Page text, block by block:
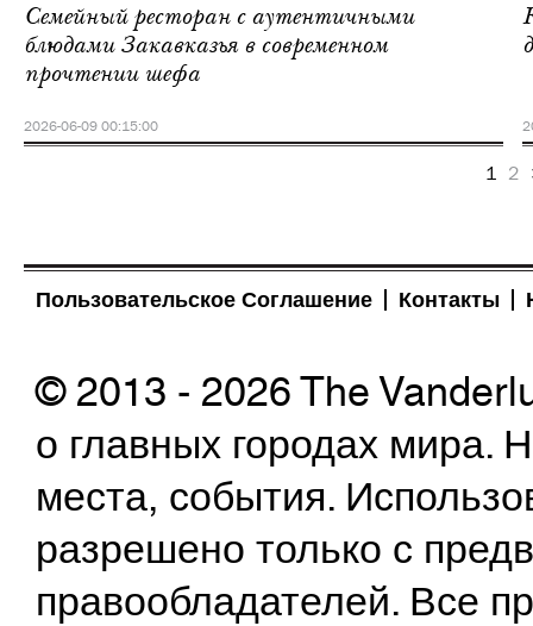
Семейный ресторан с аутентичными
блюдами Закавказья в современном
прочтении шефа
2026-06-09 00:15:00
1 2
Пользовательское Соглашение Контакты
© 2013 - 2026 The
о главных городах
места, события.
разрешено только с
правообладателей. Все